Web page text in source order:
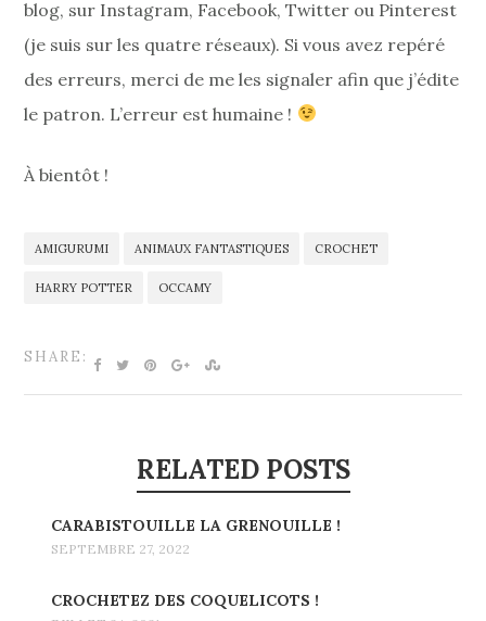
blog, sur Instagram, Facebook, Twitter ou Pinterest
(je suis sur les quatre réseaux). Si vous avez repéré
des erreurs, merci de me les signaler afin que j’édite
le patron. L’erreur est humaine !
À bientôt !
AMIGURUMI ANIMAUX FANTASTIQUES CROCHET
HARRY POTTER OCCAMY
SHARE:
RELATED POSTS
CARABISTOUILLE LA GRENOUILLE !
SEPTEMBRE 27, 2022
CROCHETEZ DES COQUELICOTS !